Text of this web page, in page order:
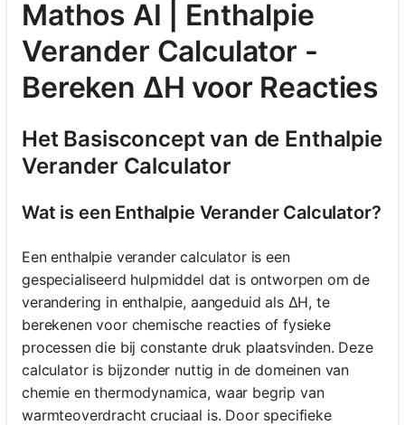
Mathos AI | Enthalpie
Verander Calculator -
Bereken ΔH voor Reacties
Het Basisconcept van de Enthalpie
Verander Calculator
Wat is een Enthalpie Verander Calculator?
Een enthalpie verander calculator is een
gespecialiseerd hulpmiddel dat is ontworpen om de
verandering in enthalpie, aangeduid als ΔH, te
berekenen voor chemische reacties of fysieke
processen die bij constante druk plaatsvinden. Deze
calculator is bijzonder nuttig in de domeinen van
chemie en thermodynamica, waar begrip van
warmteoverdracht cruciaal is. Door specifieke